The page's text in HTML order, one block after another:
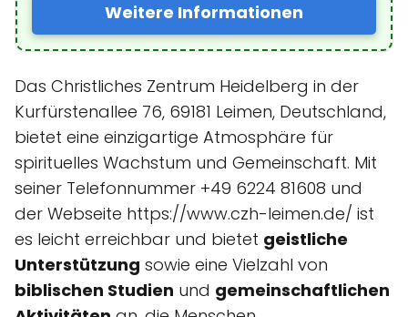
Weitere Informationen
Das Christliches Zentrum Heidelberg in der
Kurfürstenallee 76, 69181 Leimen, Deutschland,
bietet eine einzigartige Atmosphäre für
spirituelles Wachstum und Gemeinschaft. Mit
seiner Telefonnummer +49 6224 81608 und
der Webseite https://www.czh-leimen.de/ ist
es leicht erreichbar und bietet geistliche
Unterstützung sowie eine Vielzahl von
biblischen Studien und gemeinschaftlichen